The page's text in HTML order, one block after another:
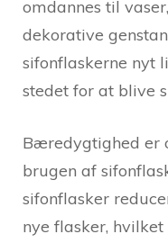
omdannes til
dekorative
sifonflaskerne nyt
stedet for at blive
Bæredygtighed er
brugen af
sifonflasker
nye flasker,